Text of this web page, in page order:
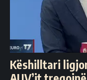
Këshilltari